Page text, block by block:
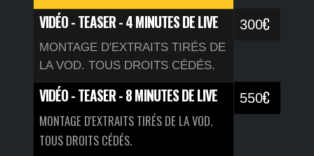
VIDÉO - TEASER - 4 MINUTES DE LIVE
MONTAGE D'EXTRAITS TIRÉS DE
LA VOD. TOUS DROITS CÉDÉS.
300€
VIDÉO - TEASER - 8 MINUTES DE LIVE
MONTAGE D'EXTRAITS TIRÉS DE LA VOD.
TOUS DROITS CÉDÉS.
550€